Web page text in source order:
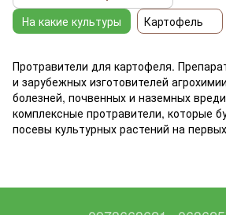
Протравители для картофеля.
и зарубежных изготовителей
болезней, почвенных и наземных
комплексные протравители, которые
посевы культурных растений на
На какие культуры Картофель